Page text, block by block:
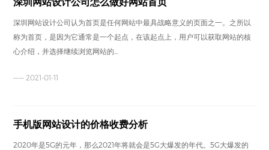
深圳网站设计公司认为首页是任何网站中最具战略意义的页面之一。之所以
称为首页，是因为它通常是一个起点，在该起点上，用户可以获取网站的核
心介绍，并选择继续浏览网站的...
—— 2021-01-11
手机版网站设计的价格收费分析
2020年是5G的元年，那么2021年将就会是5G大爆发的年代。5G大爆发的